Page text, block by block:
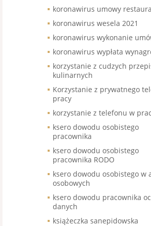
koronawirus umowy
koronawirus wesela 2021
koronawirus wykonanie
koronawirus wypłata
korzystanie z cudzych
kulinarnych
Korzystanie z prywatnego
pracy
korzystanie z telefonu w
ksero dowodu osobistego
pracownika
ksero dowodu osobistego
pracownika RODO
ksero dowodu osobistego w
osobowych
ksero dowodu pracownika
danych
książeczka sanepidowska